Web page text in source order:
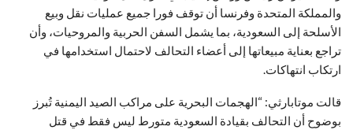
والمملكة المتحدة وفرنسا أن توقف فورا جميع عمليات نقل وبيع
الأسلحة إلى السعودية، بما يشمل السفن الحربية والمروحيات، وأن
تراجع بعناية مبيعاتها إلى أعضاء التحالف لاحتمال استخدامها في
ارتكاب انتهاكات.
قالت موتابارثي: “الهجمات البحرية على مراكب الصيد اليمنية تُبرز
بوضوح أن التحالف بقيادة السعودية متورط ليس فقط في قتل